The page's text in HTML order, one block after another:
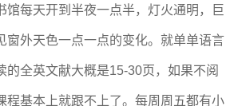
馆每天开到半夜一点半，灯火通明，巨
窗外天色一点一点的变化。就单单语言
的全英文献大概是15-30页，如果不阅
程基本上就跟不上了。每周周五都有小